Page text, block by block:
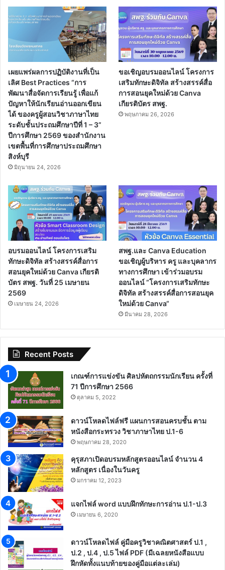
เผยแพร่ผลการปฏิบัติงานที่เป็น
เลิศ Best Practices “การ
พัฒนาสื่อจัดการเรียนรู้ เพื่อแก้
ปัญหาให้นักเรียนอ่านออกเขียน
ได้ ของครูผู้สอนวิชาภาษาไทย
ระดับชั้นประถมศึกษาปีที่ 1 – 3”
ปีการศึกษา 2569 ของสำนักงาน
เขตพื้นที่การศึกษาประถมศึกษา
สิงห์บุรี
มิถุนายน 24, 2026
ขอเชิญอบรมออนไลน์ โครงการ
เสริมทักษะดิจิทัล สร้างสรรค์สื่อ
การสอนยุคใหม่ด้วย Canva
เกียรติบัตร สพฐ.
พฤษภาคม 26, 2026
อบรมออนไลน์ โครงการเสริม
ทักษะดิจิทัล สร้างสรรค์สื่อการ
สอนยุคใหม่ด้วย Canva เกียรติ
บัตร สพฐ. วันที่ 25 เมษายน
2569
เมษายน 24, 2026
สพฐ.และ Canva Education
ขอเชิญผู้บริหาร ครู และบุคลากร
ทางการศึกษา เข้าร่วมอบรม
ออนไลน์ “โครงการเสริมทักษะ
ดิจิทัล สร้างสรรค์สื่อการสอนยุค
ใหม่ด้วย Canva“
มีนาคม 28, 2026
Recent Posts
เกณฑ์การแข่งขัน ศิลปหัตถกรรมนักเรียน ครั้งที่
71 ปีการศึกษา 2566
ตุลาคม 5, 2022
ดาวน์โหลดไฟล์ฟรี แผนการสอนครบชั้น ตาม
หนังสือกระทรวง วิชาภาษาไทย ป.1-6
พฤษภาคม 28, 2020
คุรุสภาเปิดอบรมหลักสูตรออนไลน์ จำนวน 4
หลักสูตร เนื่องในวันครู
มกราคม 12, 2023
แจกไฟล์ word แบบฝึกทักษะการอ่าน ป.1-ป.3
เมษายน 6, 2020
ดาวน์โหลดไฟล์ คู่มือครูวิชาคณิตศาสตร์ ป.1 ,
ป.2 , ป.4 , ป.5 ไฟล์ PDF (มีเฉลยหนังสือแบบ
ฝึกหัดทั้งแนบท้ายของคู่มือแต่ละเล่ม)